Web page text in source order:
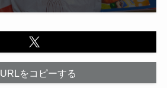
URLをコピーする